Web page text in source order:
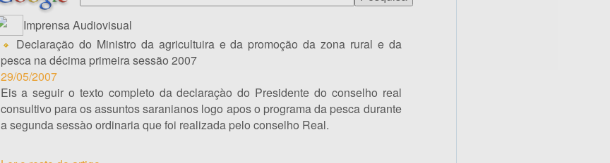
Imprensa Audiovisual
Declaração do Ministro da agricultuira e da promoção da zona rural e da
pesca na décima primeira sessão 2007
29/05/2007
Eis a seguir o texto completo da declaraçào do Presidente do conselho real
consultivo para os assuntos saranianos logo apos o programa da pesca durante
a segunda sessào ordinaria que foi realizada pelo conselho Real.